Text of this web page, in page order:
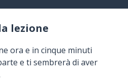
lezione
ora e in cinque minuti
e ti sembrerà di aver